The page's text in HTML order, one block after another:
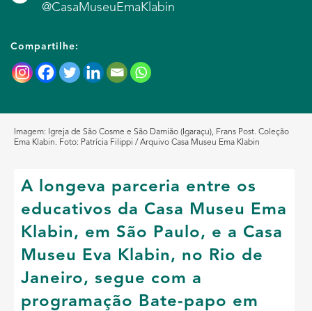
@CasaMuseuEmaKlabin
Compartilhe:
Imagem: Igreja de São Cosme e São Damião (Igaraçu), Frans Post. Coleção
Ema Klabin. Foto: Patrícia Filippi / Arquivo Casa Museu Ema Klabin
A longeva parceria entre os
educativos da Casa Museu Ema
Klabin, em São Paulo, e a Casa
Museu Eva Klabin, no Rio de
Janeiro, segue com a
programação Bate-papo em